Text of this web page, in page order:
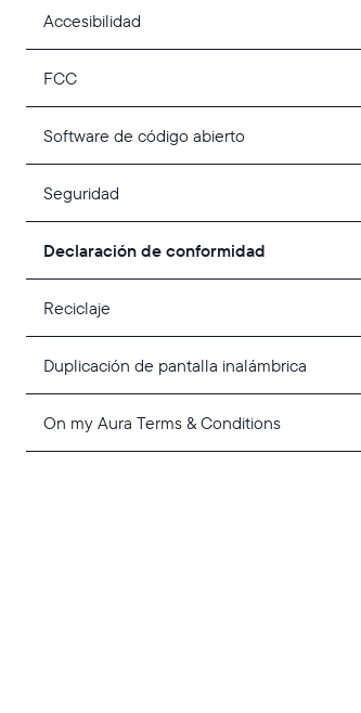
Accesibilidad
FCC
Software de código abierto
Seguridad
Declaración de conformidad
Reciclaje
Duplicación de pantalla inalámbrica
On my Aura Terms & Conditions